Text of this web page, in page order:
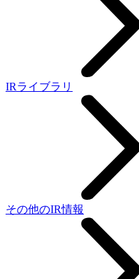
IRライブラリ
その他のIR情報